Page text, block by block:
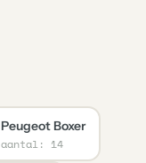
Peugeot Boxer
aantal: 14